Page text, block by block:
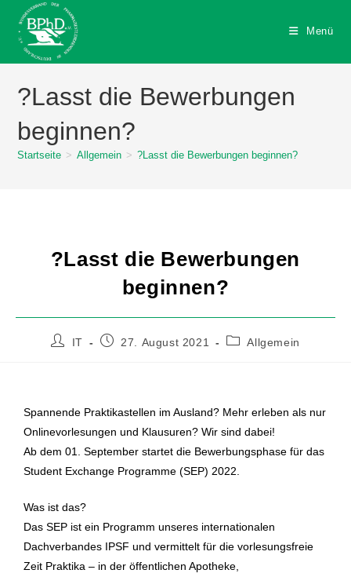
Menü
?Lasst die Bewerbungen
beginnen?
Startseite > Allgemein > ?Lasst die Bewerbungen beginnen?
?Lasst die Bewerbungen
beginnen?
IT 27. August 2021 Allgemein
Spannende Praktikastellen im Ausland? Mehr erleben als nur
Onlinevorlesungen und Klausuren? Wir sind dabei!
Ab dem 01. September startet die Bewerbungsphase für das
Student Exchange Programme (SEP) 2022.
Was ist das?
Das SEP ist ein Programm unseres internationalen
Dachverbandes IPSF und vermittelt für die vorlesungsfreie
Zeit Praktika – in der öffentlichen Apotheke,